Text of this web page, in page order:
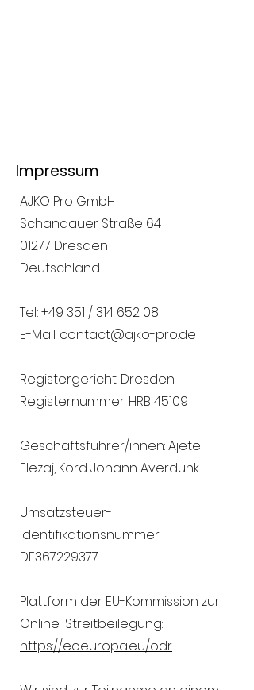
Impressum
AJKO Pro GmbH
Schandauer Straße 64
01277 Dresden
Deutschland
Tel.: +49 351 / 314 652 08
E-Mail: contact@ajko-pro.de
Registergericht: Dresden
Registernummer: HRB 45109
Geschäftsführer/innen: Ajete
Elezaj, Kord Johann Averdunk
Umsatzsteuer-
Identifikationsnummer:
DE367229377
Plattform der EU-Kommission zur
Online-Streitbeilegung:
https://ec.europa.eu/odr